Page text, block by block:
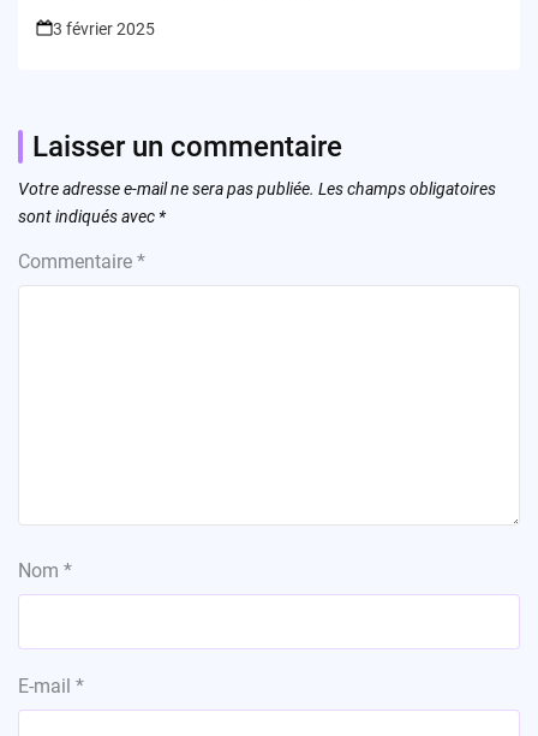
3 février 2025
Laisser un commentaire
Votre adresse e-mail ne sera pas publiée. Les champs obligatoires
sont indiqués avec *
Commentaire *
Nom *
E-mail *